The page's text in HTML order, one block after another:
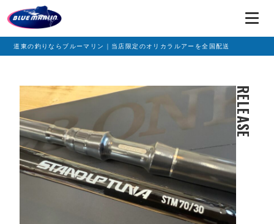
道東の釣りならブルーマリン｜当店限定のオリカラルアーを全国配送
RELEASE